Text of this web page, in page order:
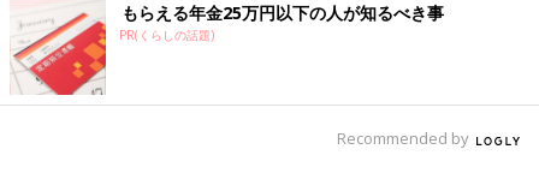
もらえる年金25万円以下の人が知るべき事
PR(くらしの話題)
Recommended by